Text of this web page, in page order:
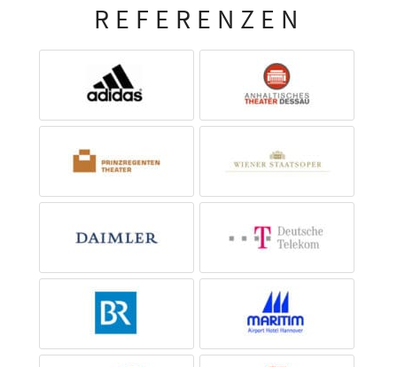
REFERENZEN